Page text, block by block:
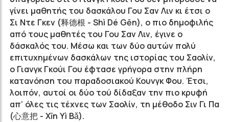
γίνει μαθητής του δασκάλου Γου Σαν Λιν κι έτσι ο
Σι Ντε Γκεν (释德根 - Shì Dé Gēn), ο πιο δημοφιλής
από τους μαθητές του Γου Σαν Λιν, έγινε ο
δάσκαλός του. Μέσω και των δύο αυτών πολύ
επιτυχημένων δασκάλων της ιστορίας του Σαολίν,
ο Γιανγκ Γκούι Γου έφτασε γρήγορα στην πλήρη
κατανόηση του παραδοσιακού Κουνγκ Φου. Έτσι,
λοιπόν, αυτοί οι δύο τού δίδαξαν την πιο κρυφή
απ’ όλες τις τέχνες των Σαολίν, τη μέθοδο Σιν Γι Πα
(心意把 - Xīn Yì Bǎ).